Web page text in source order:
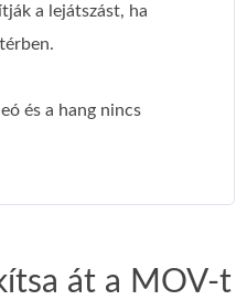
a lejátszást, ha
és a hang nincs
át a MOV-t